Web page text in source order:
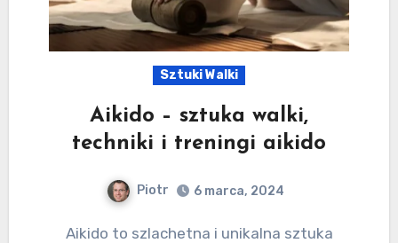
Sztuki Walki
Aikido – sztuka walki,
techniki i treningi aikido
Piotr 6 marca, 2024
Aikido to szlachetna i unikalna sztuka